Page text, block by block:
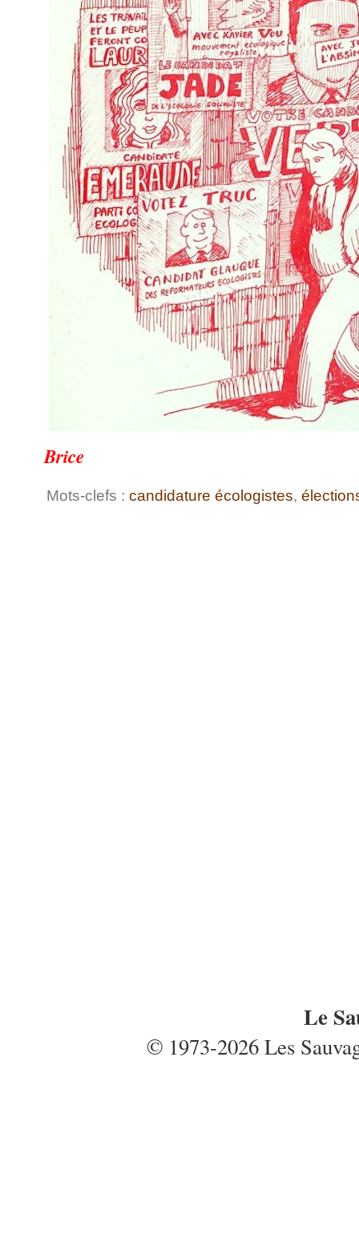
Brice
Mots-clefs : candidature écologistes,
Le
© 1973-2026 Les